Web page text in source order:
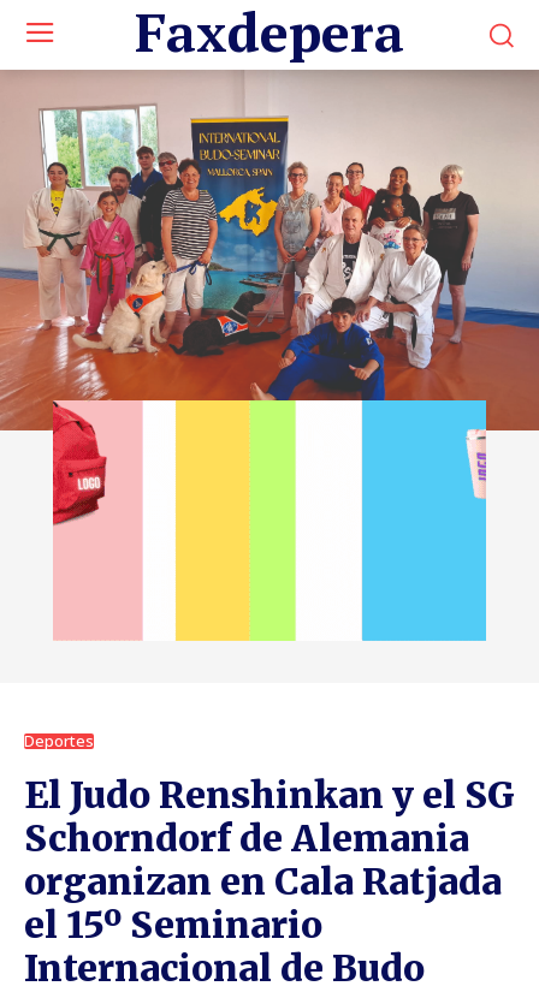
Faxdepera
Deportes
El Judo Renshinkan y el SG
Schorndorf de Alemania
organizan en Cala Ratjada
el 15º Seminario
Internacional de Budo